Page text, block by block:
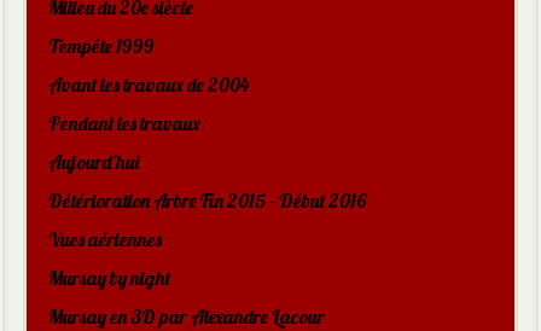
Milieu du 20e siècle
Tempête 1999
Avant les travaux de 2004
Pendant les travaux
Aujourd'hui
Détérioration Arbre Fin 2015 - Début 2016
Vues aériennes
Mursay by night
Mursay en 3D par Alexandre Lacour